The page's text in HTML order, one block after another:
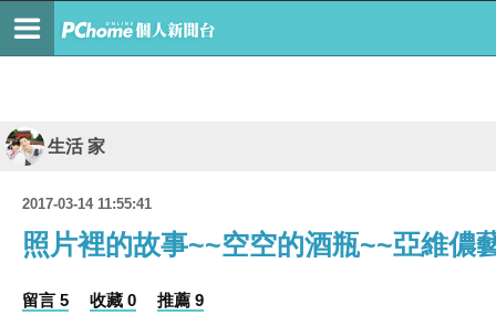
生活 家
2017-03-14 11:55:41
照片裡的故事~~空空的酒瓶~~亞維儂
留言 5 收藏 0 推薦 9